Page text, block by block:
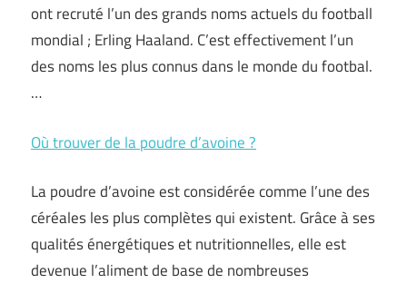
ont recruté l’un des grands noms actuels du football
mondial ; Erling Haaland. C’est effectivement l’un
des noms les plus connus dans le monde du footbal.
…
Où trouver de la poudre d’avoine ?
La poudre d’avoine est considérée comme l’une des
céréales les plus complètes qui existent. Grâce à ses
qualités énergétiques et nutritionnelles, elle est
devenue l’aliment de base de nombreuses